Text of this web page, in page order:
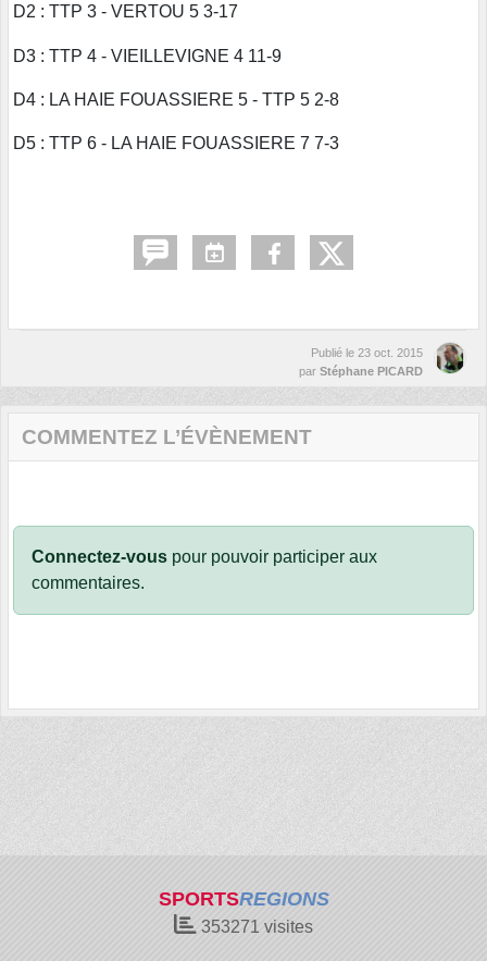
D2 : TTP 3 - VERTOU 5 3-17
D3 : TTP 4 - VIEILLEVIGNE 4 11-9
D4 : LA HAIE FOUASSIERE 5 - TTP 5 2-8
D5 : TTP 6 - LA HAIE FOUASSIERE 7 7-3
Publié le 23 oct. 2015
par Stéphane PICARD
COMMENTEZ L’ÉVÈNEMENT
Connectez-vous pour pouvoir participer aux
commentaires.
SPORTSREGIONS
353271 visites